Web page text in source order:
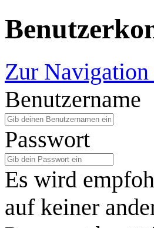
Zur Navigation
Benutzername
Passwort
Es wird
auf keiner